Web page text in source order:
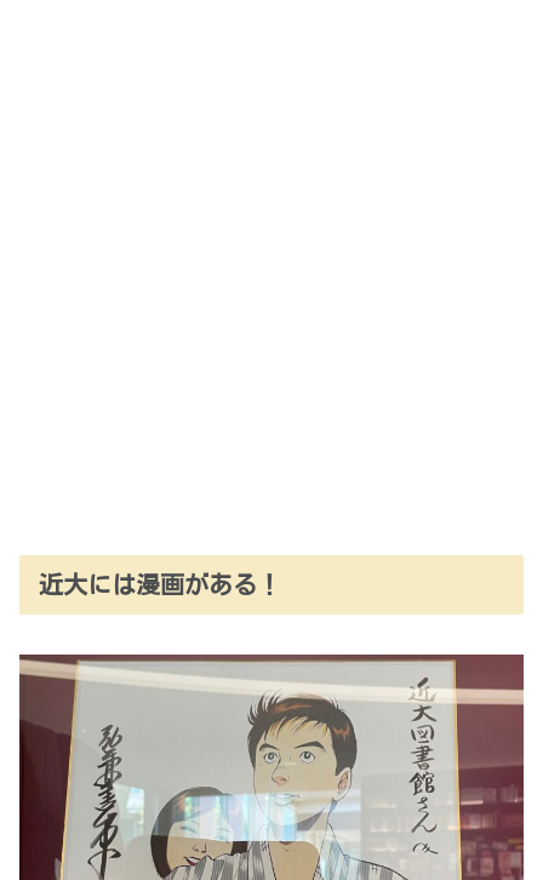
近大には漫画がある！